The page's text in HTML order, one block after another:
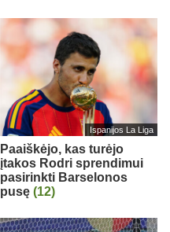
Ispanijos La Liga
Paaiškėjo, kas turėjo
įtakos Rodri sprendimui
pasirinkti Barselonos
pusę (12)